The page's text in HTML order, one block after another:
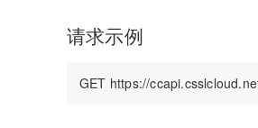
请求示例